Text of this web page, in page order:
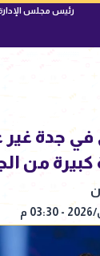
رئيس مجلس
في جدة غير
من